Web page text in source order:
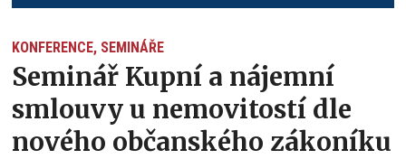
KONFERENCE, SEMINÁŘE
Seminář Kupní a nájemní
smlouvy u nemovitostí dle
nového občanského zákoníku